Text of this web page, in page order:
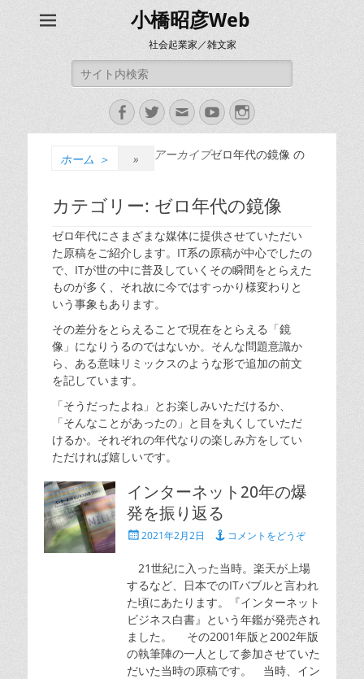
小橋昭彦Web
社会起業家／雑文家
索:
Facebook
Twitter
メ
ー
YouTubeInstagram
ホーム ＞ » ゼロ年代の鏡像 の
アーカイブ
カテゴリー: ゼロ年代の鏡像
ゼロ年代にさまざまな媒体に提供させていただい
た原稿をご紹介します。IT系の原稿が中心でしたの
で、ITが世の中に普及していくその瞬間をとらえた
ものが多く、それ故に今ではすっかり様変わりと
いう事象もあります。
その差分をとらえることで現在をとらえる「鏡
像」になりうるのではないか。そんな問題意識か
ら、ある意味リミックスのような形で追加の前文
を記しています。
「そうだったよね」とお楽しみいただけるか、
「そんなことがあったの」と目を丸くしていただ
けるか。それぞれの年代なりの楽しみ方をしてい
ただければ嬉しいです。
インターネット20年の爆
発を振り返る
投 2021年2月2日 コメントをどうぞ
21世紀に入った当時。楽天が上場
するなど、日本でのITバブルと言われ
た頃にあたります。『インターネット
ビジネス白書』という年鑑が発売され
ました。 その2001年版と2002年版
の執筆陣の一人として参加させていた
だいた当時の原稿です。 当時、イン